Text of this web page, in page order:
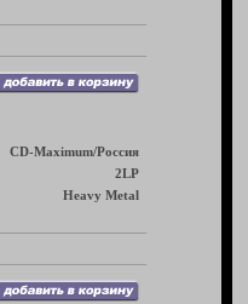
CD-Maximum/Россия
2LP
Heavy Metal